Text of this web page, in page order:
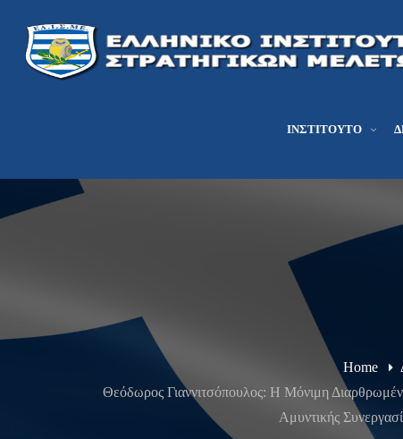
ΙΝΣΤΙΤΟΎΤΟ
Home
Θεόδωρος Γιαννιτσόπουλος: Η Μόνιμη
Αμυντικής